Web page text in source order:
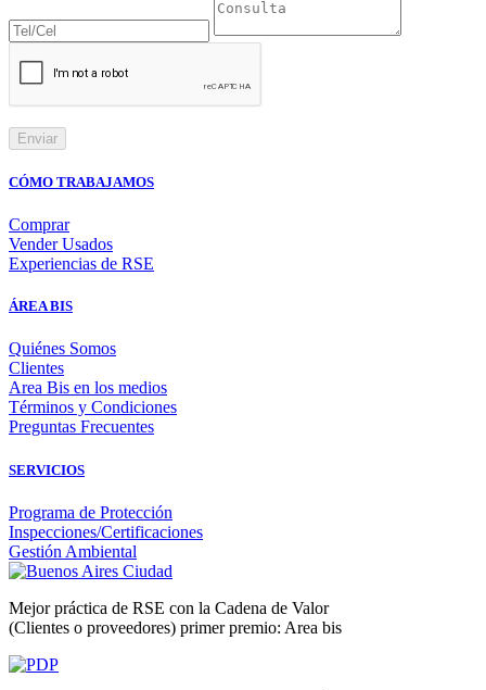
CÓMO TRABAJAMOS
Comprar
Vender Usados
Experiencias de RSE
ÁREA BIS
Quiénes Somos
Clientes
Area Bis en los medios
Términos y Condiciones
Preguntas Frecuentes
SERVICIOS
Programa de Protección
Inspecciones/Certificaciones
Gestión Ambiental
Mejor práctica de RSE con la Cadena de Valor
(Clientes o proveedores) primer premio: Area bis